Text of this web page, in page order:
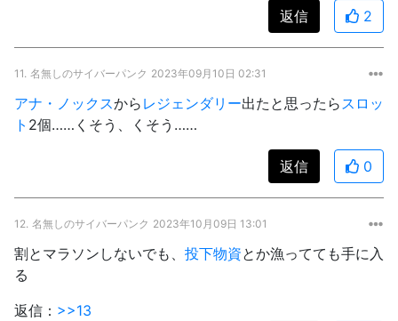
返信 2
11. 名無しのサイバーパンク 2023年09月10日 02:31
アナ・ノックスから レジェンダリー出たと思ったら スロッ
ト 2個……くそう、くそう……
返信 0
12. 名無しのサイバーパンク 2023年10月09日 13:01
割とマラソンしないでも、 投下物資とか漁ってても手に入
る
返信： >>13